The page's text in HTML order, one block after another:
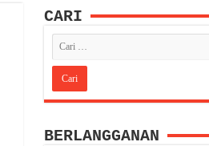
CARI
BERLANGGANAN